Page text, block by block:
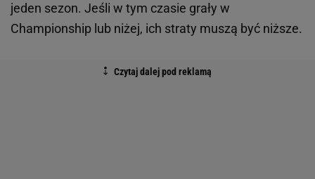
jeden sezon. Jeśli w tym czasie grały w
Championship lub niżej, ich straty muszą być niższe.